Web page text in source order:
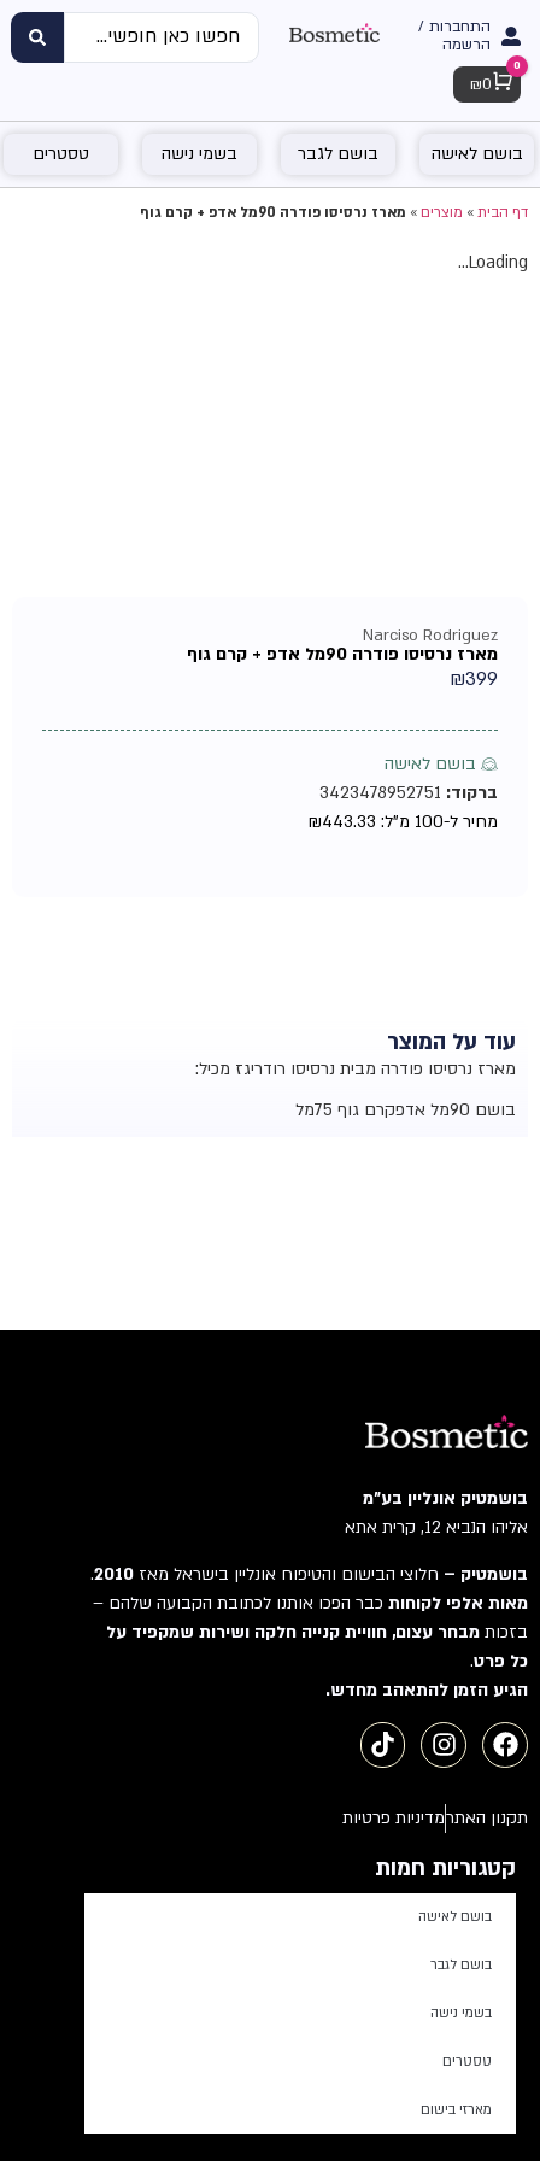
התחברות /
הרשמה
Cart
0
₪ 0
בושם לאישה בושם לגבר בשמי נישה טסטרים
דף הבית»מוצרים»מארז נרסיסו פודרה 90מל אדפ + קרם גוף
Loading...
Narciso Rodriguez
מארז נרסיסו פודרה 90מל אדפ + קרם גוף
₪399
♀ בושם לאישה
ברקוד:3423478952751
מחיר ל-100 מ"ל:
₪443.33
עוד על המוצר
מארז נרסיסו פודרה מבית נרסיסו רודריגז מכיל:
בושם 90מל אדפ
קרם גוף 75מל
בושמטיק אונליין בע"מ
אליהו הנביא 12, קרית אתא
בושמטיק –חלוצי הבישום והטיפוח אונליין בישראל מאז2010
.
מאות אלפי לקוחותכבר הפכו אותנו לכתובת הקבועה שלהם –
בזכותמבחר עצום, חוויית קנייה חלקה ושירות שמקפיד על
כל פרט.
הגיע הזמן להתאהב מחדש.
תקנון האתרמדיניות פרטיות
קטגוריות חמות
בושם לאישה
בושם לגבר
בשמי נישה
טסטרים
מארזי בישום